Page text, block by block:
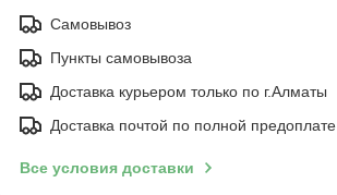
Самовывоз
Пункты самовывоза
Доставка курьером только по г.Алматы
Доставка почтой по полной предоплате
Все условия доставки